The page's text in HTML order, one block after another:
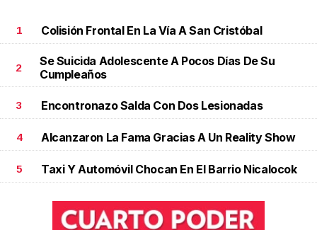
1 Colisión Frontal En La Vía A San Cristóbal
2
Se Suicida Adolescente A Pocos Días De Su
Cumpleaños
3 Encontronazo Salda Con Dos Lesionadas
4 Alcanzaron La Fama Gracias A Un Reality Show
5 Taxi Y Automóvil Chocan En El Barrio Nicalocok